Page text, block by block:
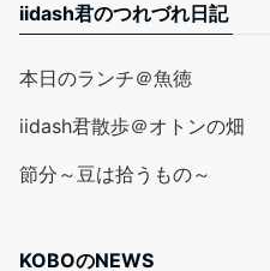
iidash君のつれづれ日記
本日のランチ＠魚徳
iidash君散歩＠オトンの畑
節分～豆は拾うもの～
KOBOのNEWS